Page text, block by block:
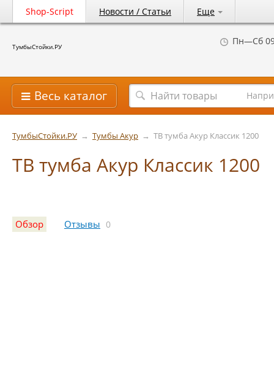
Shop-Script Новости / Статьи Еще
ТумбыСтойки.РУ Пн—Сб
Весь каталог
ТумбыСтойки.РУ → Тумбы Акур → ТВ тумба Акур Классик 1200
ТВ тумба Акур Классик 1200
Обзор Отзывы 0